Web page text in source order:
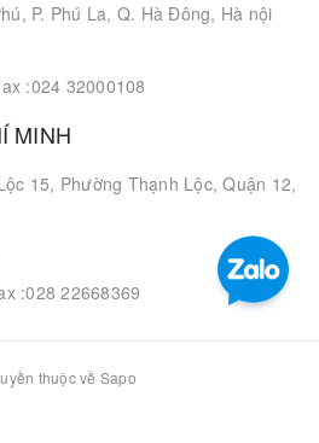
P. Phú La, Q. Hà Đông, Hà nội
:024 32000108
MINH
15, Phường Thạnh Lộc, Quận 12,
:028 22668369
thuộc về Sapo